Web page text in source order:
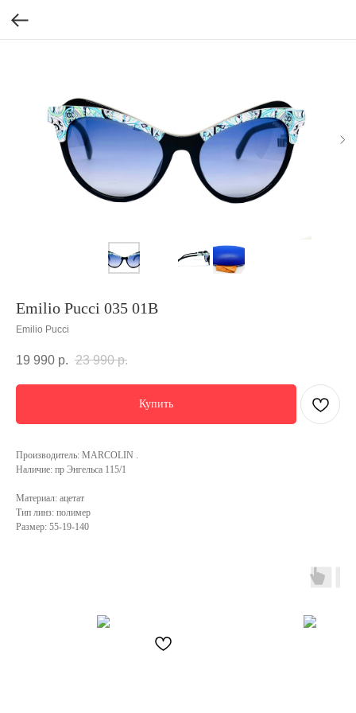
Emilio Pucci 035 01B
Emilio Pucci
19 990 р. 23 990 р.
Купить
Производитель: MARCOLIN .
Наличие: пр Энгельса 115/1
Материал: ацетат
Тип линз: полимер
Размер: 55-19-140